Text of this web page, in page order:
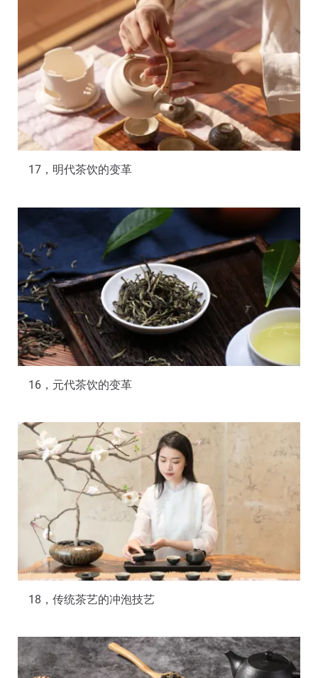
17，明代茶饮的变革
16，元代茶饮的变革
18，传统茶艺的冲泡技艺